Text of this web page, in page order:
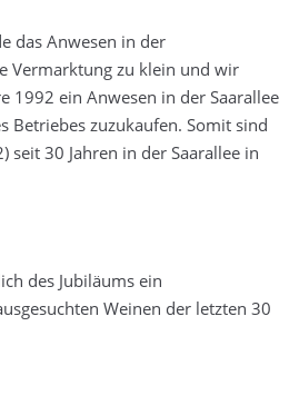
das Anwesen in der
Vermarktung zu klein und wir
1992 ein Anwesen in der Saarallee
Betriebes zuzukaufen. Somit sind
seit 30 Jahren in der Saarallee in
des Jubiläums ein
Weinen der letzten 30